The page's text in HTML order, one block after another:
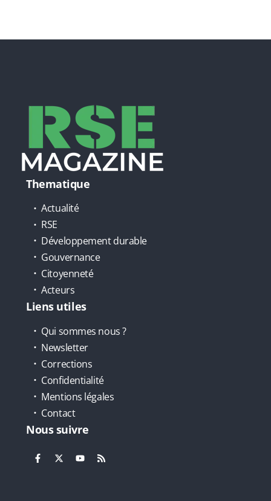
Thematique
Actualité
RSE
Développement durable
Gouvernance
Citoyenneté
Acteurs
Liens utiles
Qui sommes nous ?
Newsletter
Corrections
Confidentialité
Mentions légales
Contact
Nous suivre